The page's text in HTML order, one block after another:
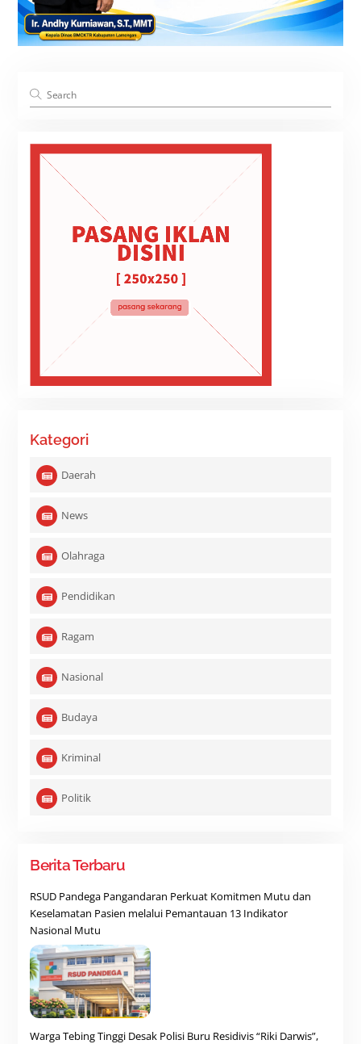
Kategori
Daerah
News
Olahraga
Pendidikan
Ragam
Nasional
Budaya
Kriminal
Politik
Berita Terbaru
RSUD Pandega Pangandaran Perkuat Komitmen Mutu dan
Keselamatan Pasien melalui Pemantauan 13 Indikator
Nasional Mutu
Warga Tebing Tinggi Desak Polisi Buru Residivis “Riki Darwis”,